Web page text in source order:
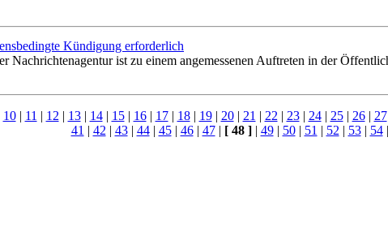
Kündigung erforderlich
Nachrichtenagentur ist zu einem angemessenen Auftreten in der
10| 11 | 12 | 13| 14| 15| 16| 17| 18| 19| 20| 21 | 22 | 23| 24| 25| 26| 27
41 | 42 | 43| 44| 45| 46| 47| [ 48 ]| 49| 50| 51 | 52 | 53| 54|